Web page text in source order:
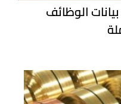
الوظائف